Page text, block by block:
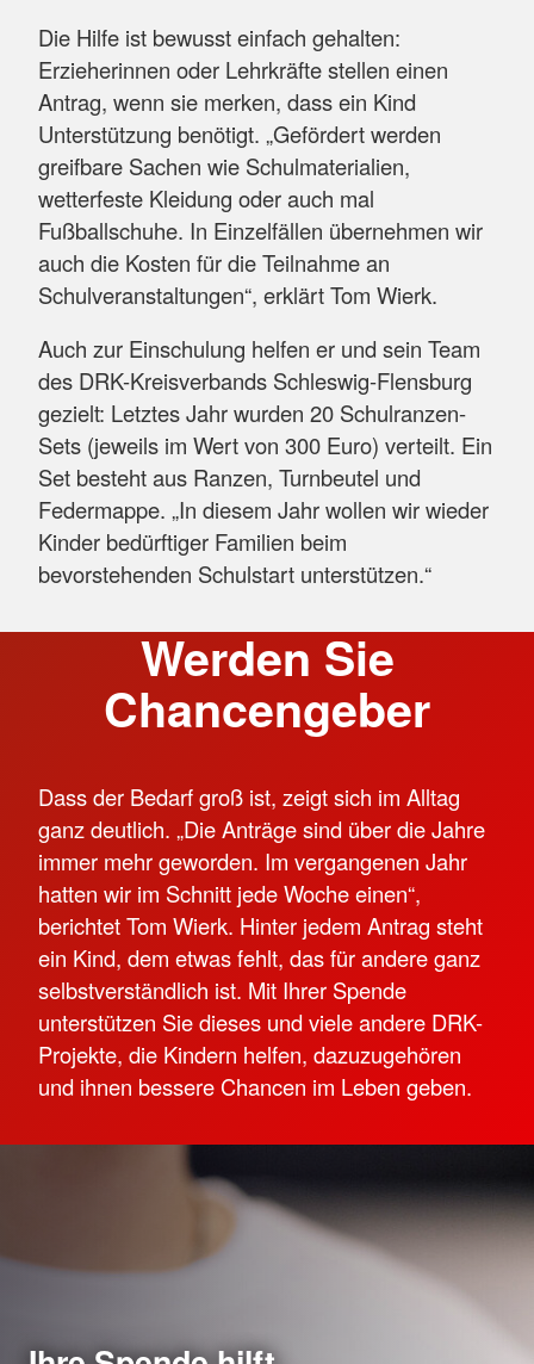
Die Hilfe ist bewusst einfach gehalten:
Erzieherinnen oder Lehrkräfte stellen einen
Antrag, wenn sie merken, dass ein Kind
Unterstützung benötigt. „Gefördert werden
greifbare Sachen wie Schulmaterialien,
wetterfeste Kleidung oder auch mal
Fußballschuhe. In Einzelfällen übernehmen wir
auch die Kosten für die Teilnahme an
Schulveranstaltungen“, erklärt Tom Wierk.
Auch zur Einschulung helfen er und sein Team
des DRK-Kreisverbands Schleswig-Flensburg
gezielt: Letztes Jahr wurden 20 Schulranzen-
Sets (jeweils im Wert von 300 Euro) verteilt. Ein
Set besteht aus Ranzen, Turnbeutel und
Federmappe. „In diesem Jahr wollen wir wieder
Kinder bedürftiger Familien beim
bevorstehenden Schulstart unterstützen.“
Werden Sie
Chancengeber
Dass der Bedarf groß ist, zeigt sich im Alltag
ganz deutlich. „Die Anträge sind über die Jahre
immer mehr geworden. Im vergangenen Jahr
hatten wir im Schnitt jede Woche einen“,
berichtet Tom Wierk. Hinter jedem Antrag steht
ein Kind, dem etwas fehlt, das für andere ganz
selbstverständlich ist. Mit Ihrer Spende
unterstützen Sie dieses und viele andere DRK-
Projekte, die Kindern helfen, dazuzugehören
und ihnen bessere Chancen im Leben geben.